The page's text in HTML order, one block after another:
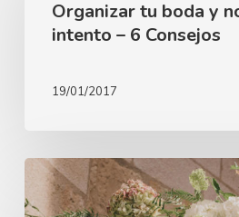
boda
morir
el
intento
Organizar tu boda y
intento – 6 Consejos
19/01/2017
Decoración
Floral